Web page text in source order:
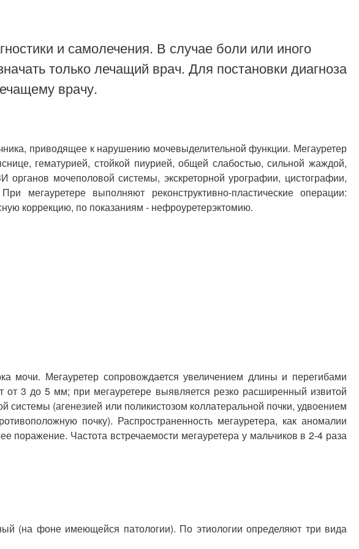
и самолечения. В случае боли или иного
только лечащий врач. Для постановки диагноза
врачу.
приводящее к нарушению мочевыделительной функции. Мегауретер
гематурией, стойкой пиурией, общей слабостью, сильной жаждой,
мочеполовой системы, экскреторной урографии, цистографии,
мегауретере выполняют реконструктивно-пластические операции:
коррекцию, по показаниям - нефроуретерэктомию.
мочи. Мегауретер сопровождается увеличением длины и перегибами
3 до 5 мм; при мегауретере выявляется резко расширенный извитой
системы (агенезией или поликистозом коллатеральной почки, удвоением
почку). Распространенность мегауретера, как аномалии
поражение. Частота встречаемости мегауретера у мальчиков в 2-4 раза
(на фоне имеющейся патологии). По этиологии определяют три вида